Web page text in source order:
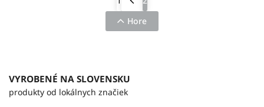
Hore
VYROBENÉ NA SLOVENSKU
produkty od lokálnych značiek